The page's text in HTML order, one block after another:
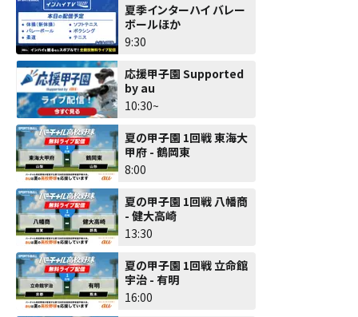
夏季インターハイ バレー
ボールほか
9:30
応援甲子園 Supported
by au
10:30~
夏の甲子園 1回戦 東海大
甲府 - 鶴岡東
8:00
夏の甲子園 1回戦 八幡商
- 健大高崎
13:30
夏の甲子園 1回戦 立命館
宇治 - 有明
16:00